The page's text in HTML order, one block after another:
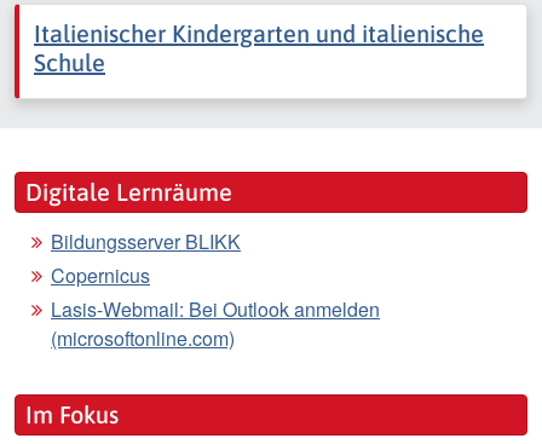
Italienischer Kindergarten und italienische
Schule
Digitale Lernräume
Bildungsserver BLIKK
Copernicus
Lasis-Webmail: Bei Outlook anmelden
(microsoftonline.com)
Im Fokus